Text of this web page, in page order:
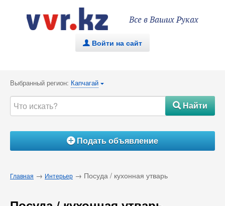
Все в Ваших Руках
. Войти на сайт
Выбранный регион: Капчагай {
#Найти
ÁПодать объявление
Главная → Интерьер → Посуда / кухонная утварь